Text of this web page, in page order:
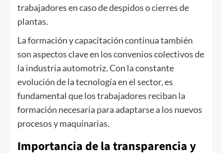
trabajadores en caso de despidos o cierres de
plantas.
La formación y capacitación continua también
son aspectos clave en los convenios colectivos de
la industria automotriz. Con la constante
evolución de la tecnología en el sector, es
fundamental que los trabajadores reciban la
formación necesaria para adaptarse a los nuevos
procesos y maquinarias.
Importancia de la transparencia y